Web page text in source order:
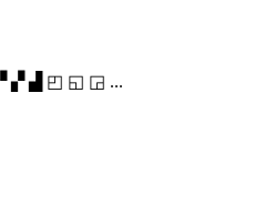
▞ ▟ ◰ ◱ ◲ ...